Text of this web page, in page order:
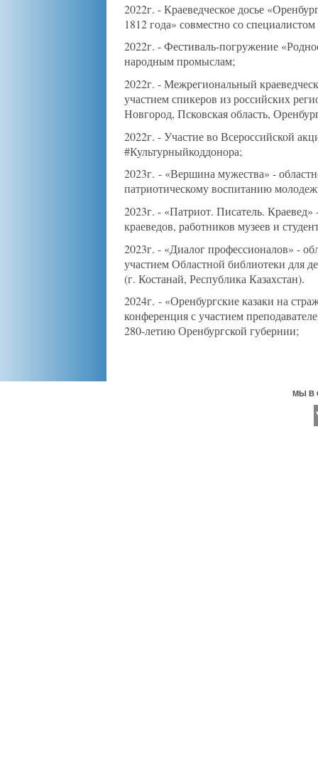
2022г. - Краеведческое досье
1812 года» совместно со
2022г. - Фестиваль-погружение
народным промыслам;
2022г. - Межрегиональный
участием спикеров из российских
Новгород, Псковская область,
2022г. - Участие во Всероссийской
#Культурныйкоддонора;
2023г. - «Вершина мужества» -
патриотическому воспитанию
2023г. - «Патриот. Писатель.
краеведов, работников музеев и
2023г. - «Диалог профессионалов» -
участием Областной библиотеки для
(г. Костанай, Республика Казахстан).
2024г. - «Оренбургские казаки на
конференция с участием
280-летию Оренбургской губернии;
МЫ В